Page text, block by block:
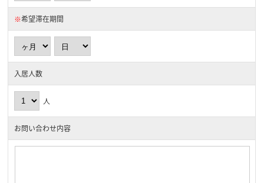
※希望滞在期間
入居人数
人
お問い合わせ内容